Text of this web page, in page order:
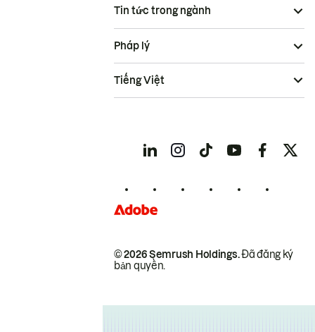
Tin tức trong ngành
© 2026 Semrush Holdings.Đã đăng ký
bản quyền.
Pháp lý
Tiếng Việt